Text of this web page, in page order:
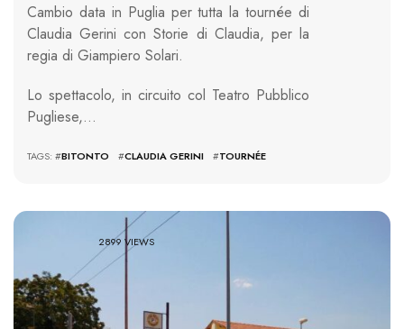
Cambio data in Puglia per tutta la tournée di
Claudia Gerini con Storie di Claudia, per la
regia di Giampiero Solari.
Lo spettacolo, in circuito col Teatro Pubblico
Pugliese,…
TAGS: #BITONTO #CLAUDIA GERINI #TOURNÉE
2899 VIEWS